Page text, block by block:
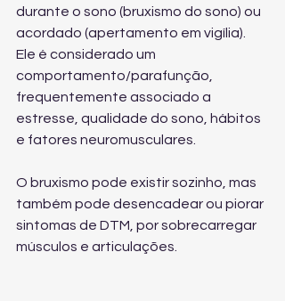
durante o sono (bruxismo do sono) ou
acordado (apertamento em vigília).
Ele é considerado um
comportamento/parafunção,
frequentemente associado a
estresse, qualidade do sono, hábitos
e fatores neuromusculares.
O bruxismo pode existir sozinho, mas
também pode desencadear ou piorar
sintomas de DTM, por sobrecarregar
músculos e articulações.